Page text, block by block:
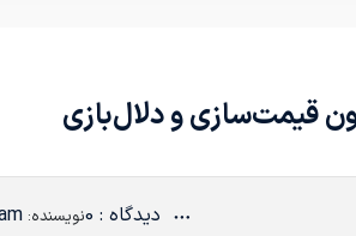
قیمت‌سازی و دلال‌بازی
دیدگاه : 0 نویسنده: